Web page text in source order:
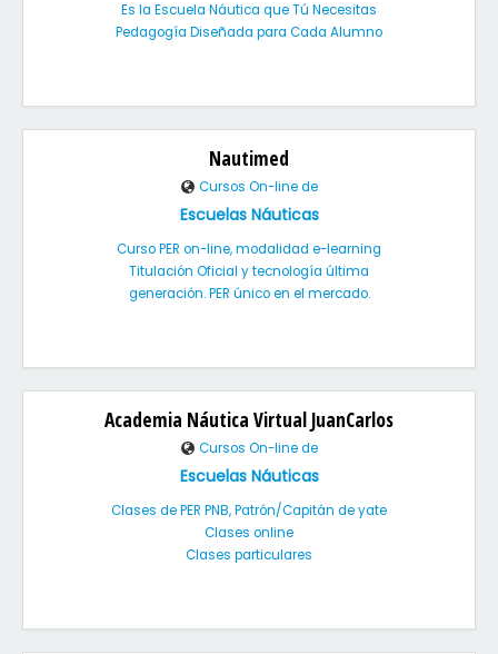
Es la Escuela Náutica que Tú Necesitas
Pedagogía Diseñada para Cada Alumno
Nautimed
Cursos On-line de
Escuelas Náuticas
Curso PER on-line, modalidad e-learning
Titulación Oficial y tecnología última
generación. PER único en el mercado.
Academia Náutica Virtual JuanCarlos
Cursos On-line de
Escuelas Náuticas
Clases de PER PNB, Patrón/Capitán de yate
Clases online
Clases particulares